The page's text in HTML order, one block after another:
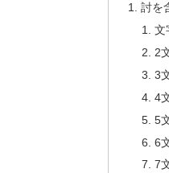
討を
文
2
3
4
5
6
7